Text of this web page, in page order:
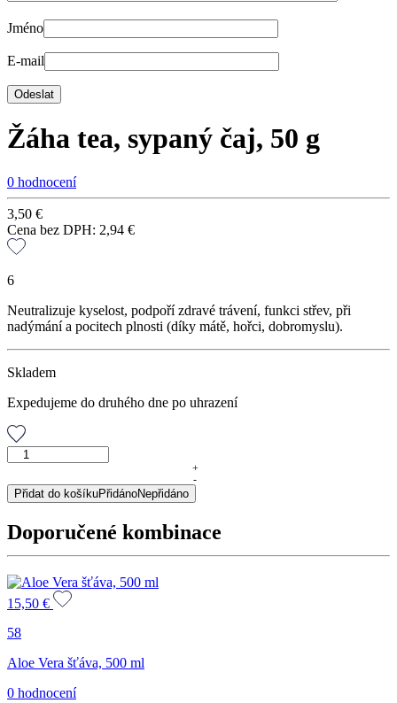
Jméno
E-mail
Žáha tea, sypaný čaj, 50 g
0 hodnocení
3,50 €
Cena bez DPH: 2,94 €
6
Neutralizuje kyselost, podpoří zdravé trávení, funkci střev, při
nadýmání a pocitech plnosti (díky mátě, hořci, dobromyslu).
Skladem
Expedujeme do druhého dne po uhrazení
Žáha
sypaný
čaj,
množství
+
-
Přidat do košíkuPřidánoNepřidáno
Doporučené kombinace
15,50 €
58
Aloe Vera šťáva, 500 ml
0 hodnocení